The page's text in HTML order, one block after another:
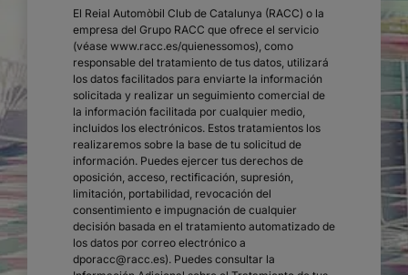
El Reial Automòbil Club de Catalunya (RACC) o la
empresa del Grupo RACC que ofrece el servicio
(véase www.racc.es/quienessomos), como
responsable del tratamiento de tus datos, utilizará
los datos facilitados para enviarte la información
solicitada y realizar un seguimiento comercial de
la información facilitada por cualquier medio,
incluidos los electrónicos. Estos tratamientos los
realizaremos sobre la base de tu solicitud de
información. Puedes ejercer tus derechos de
oposición, acceso, rectificación, supresión,
limitación, portabilidad, revocación del
consentimiento e impugnación de cualquier
decisión basada en el tratamiento automatizado de
los datos por correo electrónico a
dporacc@racc.es). Puedes consultar la